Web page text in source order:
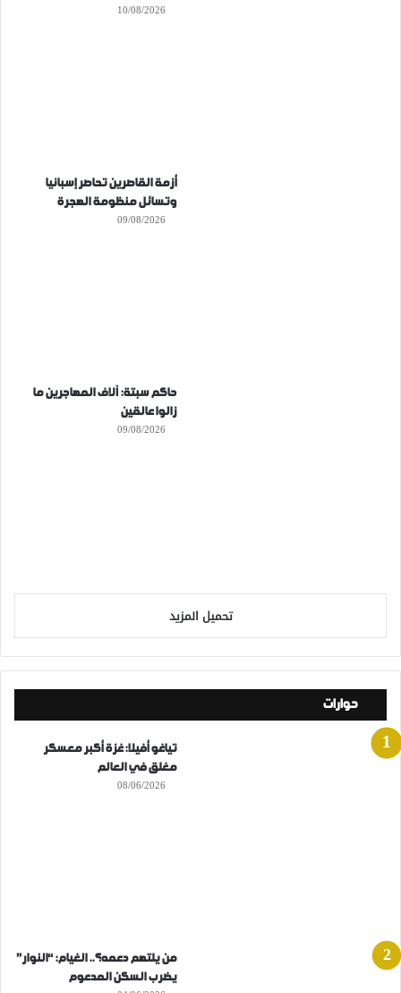
10/08/2026
أزمة القاصرين تحاصر إسبانيا
وتسائل منظومة الهجرة
09/08/2026
حاكم سبتة: آلاف المهاجرين ما
زالوا عالقين
09/08/2026
تحميل المزيد
حوارات
تياغو أفيلا: غزة أكبر معسكر
مغلق في العالم
08/06/2026
من يلتهم دعمه؟.. الغيام: “النوار”
يضرب السكن المدعوم